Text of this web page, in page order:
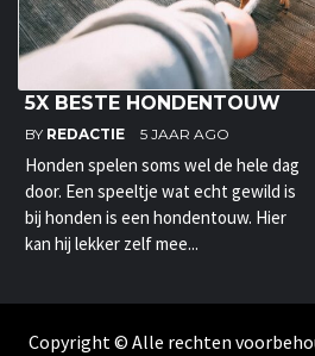
5X BESTE HONDENTOUW
BY REDACTIE 5 JAAR AGO
Honden spelen soms wel de hele dag
door. Een speeltje wat echt gewild is
bij honden is een hondentouw. Hier
kan hij lekker zelf mee...
Copyright © Alle rechten